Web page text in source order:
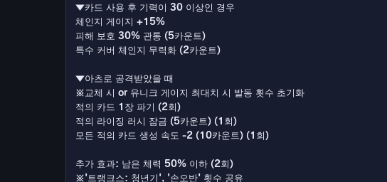
▼카드 사용 후 기력이 30 이상인 경우
체인지 게이지 +15%
피해 보호 30% 관통 (5카운트)
특수 커버 체인지 무력화 (2카운트)
▼아츠로 공격받았을 때
※교체 시 or 유니크 게이지 최대치 시 발동 횟수 초기화
적의 카드 1장 파기 (2회)
적의 라이징 러시 잠금 (5카운트) (1회)
모든 적의 카드 생성 속도 -2 (10카운트) (1회)
추가 효과: 남은 체력 50% 이하 (2회)
※'트랭크스: 청년기', '손오반' 횟수 공유